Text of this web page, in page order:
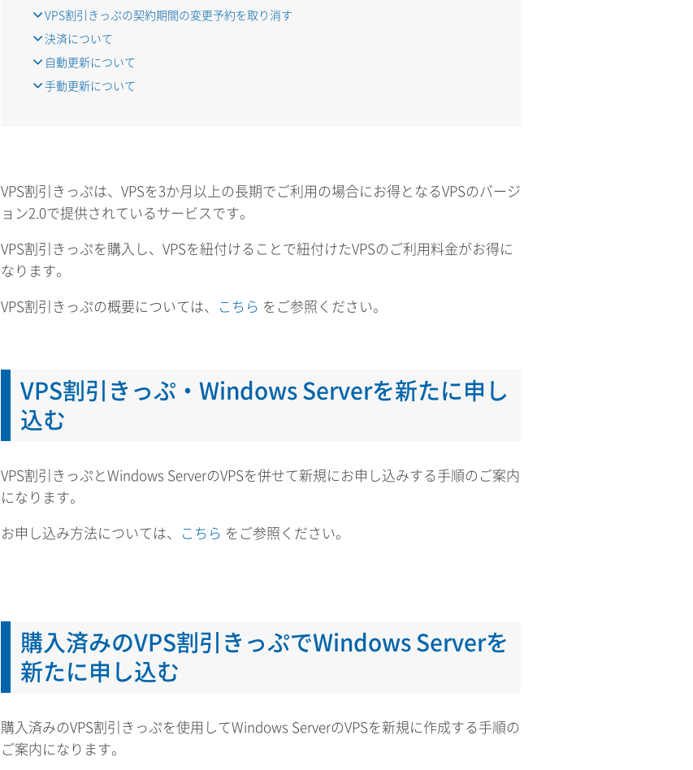
VPS割引きっぷの契約期間の変更予約を取り消す
決済について
自動更新について
手動更新について
VPS割引きっぷは、VPSを3か月以上の長期でご利用の場合にお得となるVPSのバージ
ョン2.0で提供されているサービスです。
VPS割引きっぷを購入し、VPSを紐付けることで紐付けたVPSのご利用料金がお得に
なります。
VPS割引きっぷの概要については、
こちら をご参照ください。
VPS割引きっぷ・Windows Serverを新たに申し
込む
VPS割引きっぷとWindows ServerのVPSを併せて新規にお申し込みする手順のご案内
になります。
お申し込み方法については、
こちら をご参照ください。
購入済みのVPS割引きっぷでWindows Serverを
新たに申し込む
購入済みのVPS割引きっぷを使用してWindows ServerのVPSを新規に作成する手順の
ご案内になります。